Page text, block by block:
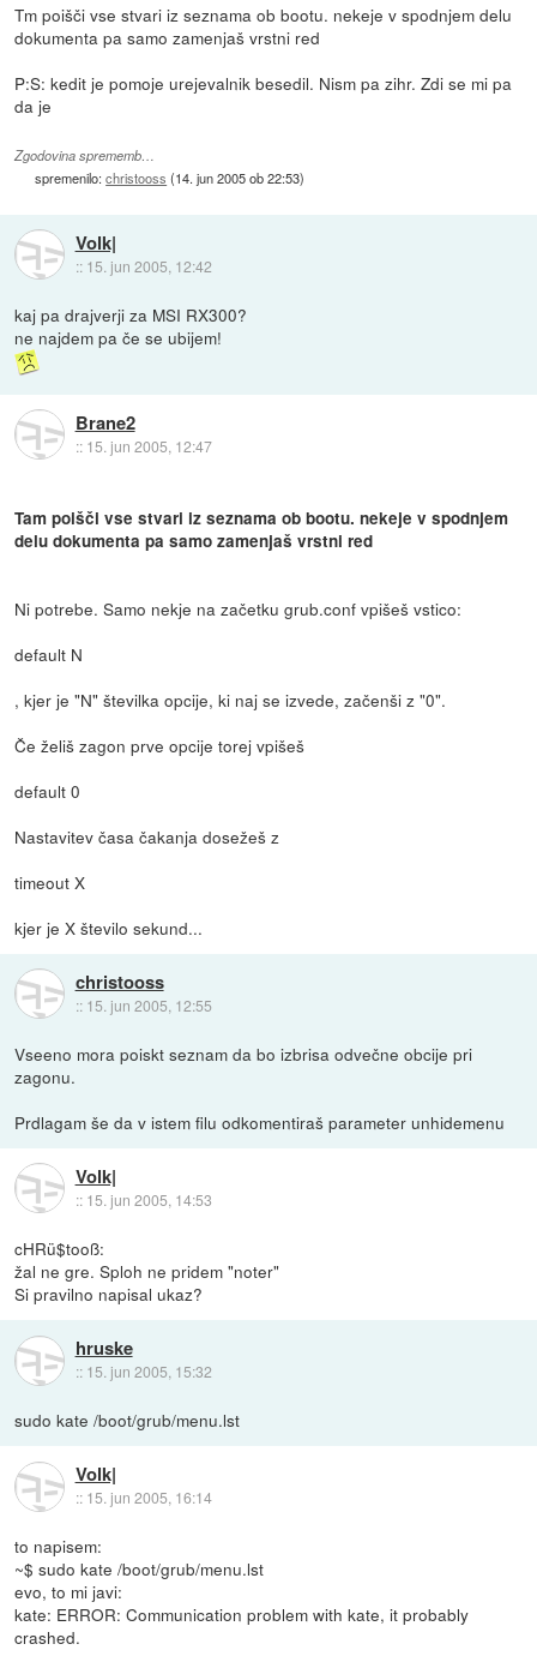
Tm poišči vse stvari iz seznama ob bootu. nekeje v spodnjem delu
dokumenta pa samo zamenjaš vrstni red
P:S: kedit je pomoje urejevalnik besedil. Nism pa zihr. Zdi se mi pa
da je
Zgodovina sprememb…
spremenilo:christooss (14. jun 2005 ob 22:53)
Volk|
:: 15. jun 2005, 12:42
kaj pa drajverji za MSI RX300?
ne najdem pa če se ubijem!
Brane2
:: 15. jun 2005, 12:47
Tam poišči vse stvari iz seznama ob bootu. nekeje v spodnjem
delu dokumenta pa samo zamenjaš vrstni red
Ni potrebe. Samo nekje na začetku grub.conf vpišeš vstico:
default N
, kjer je "N" številka opcije, ki naj se izvede, začenši z "0".
Če želiš zagon prve opcije torej vpišeš
default 0
Nastavitev časa čakanja dosežeš z
timeout X
kjer je X število sekund...
christooss
:: 15. jun 2005, 12:55
Vseeno mora poiskt seznam da bo izbrisa odvečne obcije pri
zagonu.
Prdlagam še da v istem filu odkomentiraš parameter unhidemenu
Volk|
:: 15. jun 2005, 14:53
cHRü$tooß:
žal ne gre. Sploh ne pridem "noter"
Si pravilno napisal ukaz?
hruske
:: 15. jun 2005, 15:32
sudo kate /boot/grub/menu.lst
Volk|
:: 15. jun 2005, 16:14
to napisem:
~$ sudo kate /boot/grub/menu.lst
evo, to mi javi:
kate: ERROR: Communication problem with kate, it probably
crashed.